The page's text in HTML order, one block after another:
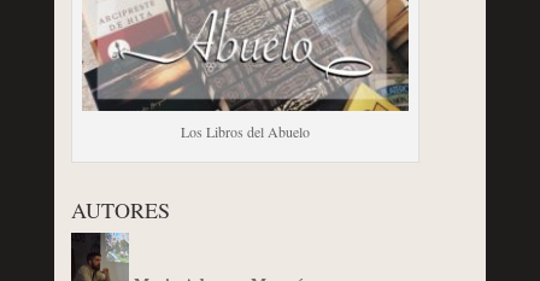
Los Libros del Abuelo
AUTORES